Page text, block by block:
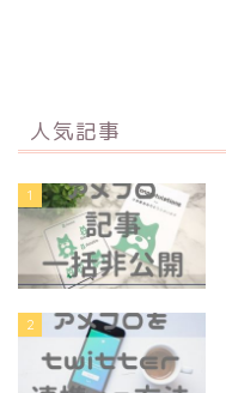
人気記事
1
2